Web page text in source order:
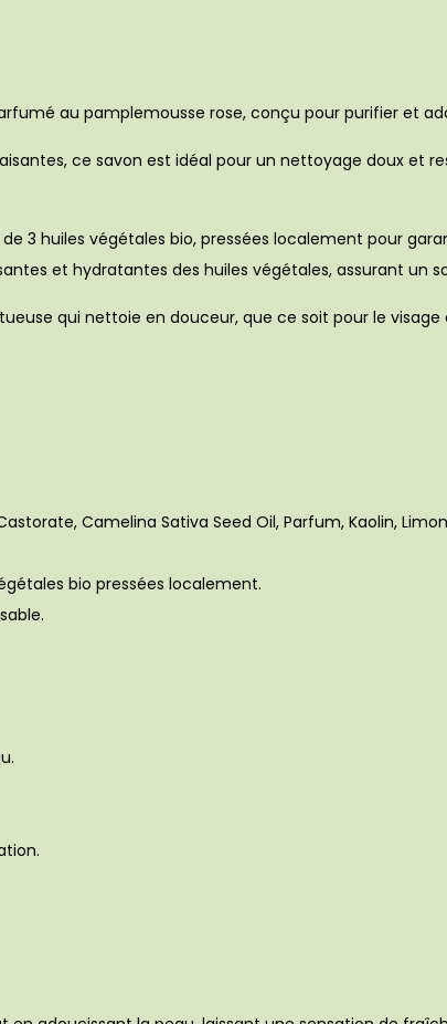
au pamplemousse rose, conçu pour purifier et
ce savon est idéal pour un nettoyage doux et
3 huiles végétales bio, pressées localement pour
et hydratantes des huiles végétales, assurant un
qui nettoie en douceur, que ce soit pour le visage
Camelina Sativa Seed Oil, Parfum, Kaolin,
bio pressées localement.